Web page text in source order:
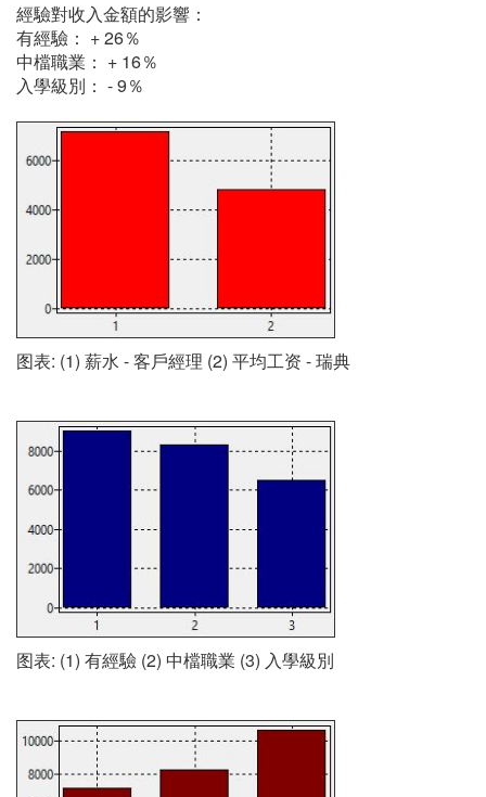
經驗對收入金額的影響：
有經驗： + 26％
中檔職業： + 16％
入學級別： - 9％
图表: (1) 薪水 - 客戶經理 (2) 平均工资 - 瑞典
图表: (1) 有經驗 (2) 中檔職業 (3) 入學級別